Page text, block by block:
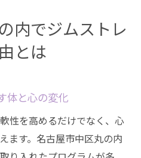
内のジムストレッチ事情
られるコミュニティの
トレッチで理想の体を
トレッチの基本
めのコツ
内でジムストレ
とは
体と心の変化
性を高めるだけでなく、心
ます。名古屋市中区丸の内